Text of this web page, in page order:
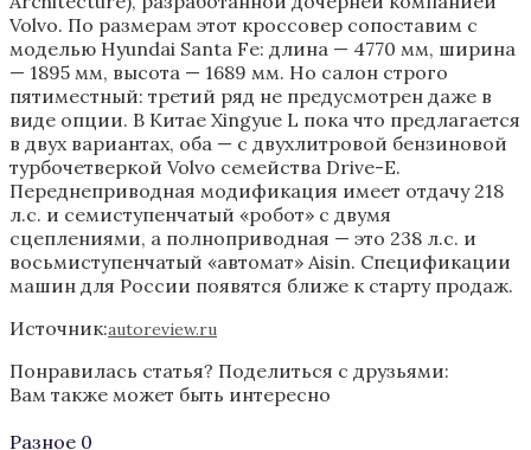
Volvo. По размерам этот кроссовер сопоставим с
моделью Hyundai Santa Fe: длина — 4770 мм, ширина
— 1895 мм, высота — 1689 мм. Но салон строго
пятиместный: третий ряд не предусмотрен даже в
виде опции. В Китае Xingyue L пока что предлагается
в двух вариантах, оба — с двухлитровой бензиновой
турбочетверкой Volvo семейства Drive-E.
Переднеприводная модификация имеет отдачу 218
л.с. и семиступенчатый «робот» с двумя
сцеплениями, а полноприводная — это 238 л.с. и
восьмиступенчатый «автомат» Aisin. Спецификации
машин для России появятся ближе к старту продаж.
Источник:autoreview.ru
Понравилась статья? Поделиться с друзьями:
Вам также может быть интересно
Разное 0